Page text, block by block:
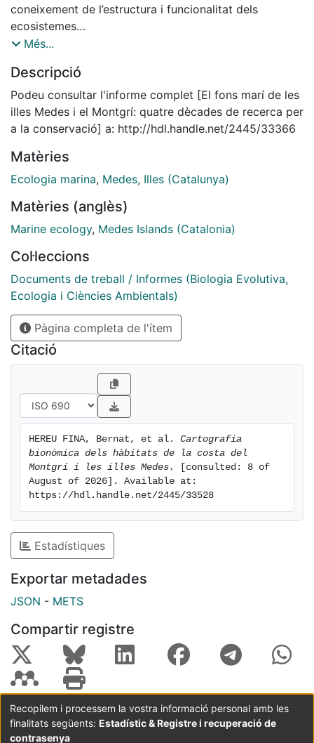
coneixement de l’estructura i funcionalitat dels
ecosistemes
és una eina imprescindible per a la gestió i
composició específica i dinàmica, les diferents
espècies i les comunitats que formen responen de
forma
diferent a les pertorbacions que s’hi produeixen, de
compte les particularitats de cada hàbitat...
Més...
Descripció
Podeu consultar l'informe complet [El fons marí de les
illes Medes i el Montgrí: quatre dècades de recerca per
a la conservació] a: http://hdl.handle.net/2445/33366
Matèries
Ecologia marina, Medes, Illes (Catalunya)
Matèries (anglès)
Marine ecology, Medes Islands (Catalonia)
Col·leccions
Documents de treball / Informes (Biologia Evolutiva,
Ecologia i Ciències Ambientals)
Pàgina completa de l'ítem
Citació
HEREU FINA, Bernat, et al. Cartografia
bionòmica dels hàbitats de la costa del
Montgrí i les illes Medes.
[consulted: 8 of
August of 2026]. Available at:
https://hdl.handle.net/2445/33528
Estadístiques
Exportar metadades
JSON - METS
Compartir registre
Coordinació:CRAI UB Avís legal
Metadades
subjectes a:
Recopilem i processem la vostra informació personal amb les
finalitats següents: Estadístic & Registre i recuperació de
contrasenya